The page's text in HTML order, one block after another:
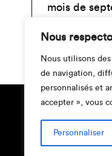
Nous
Nous utilisons
de navigation,
personnalisés et
accepter », vous
Personnaliser
mois de